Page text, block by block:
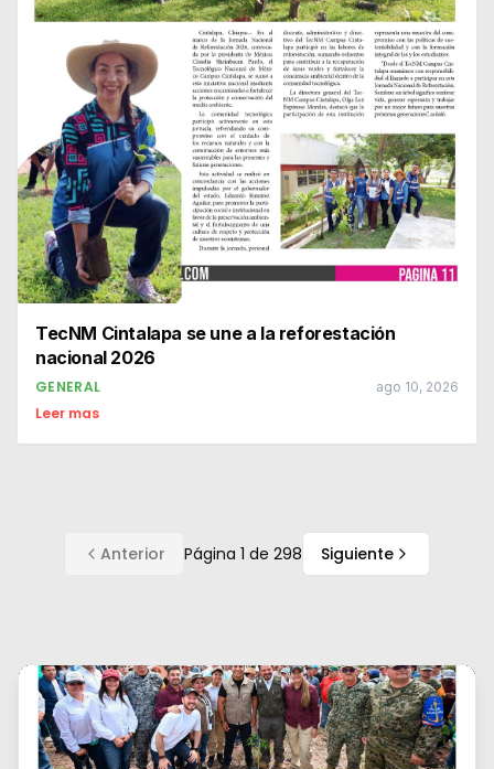
TecNM Cintalapa se une a la reforestación
nacional 2026
GENERAL ago 10, 2026
Leer mas
Anterior Página 1 de 298 Siguiente